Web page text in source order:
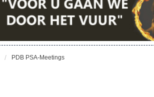
PDB PSA-Meetings